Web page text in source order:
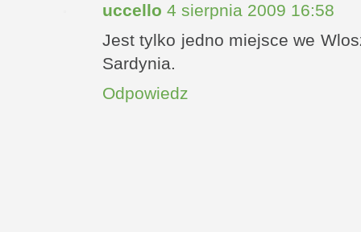
uccello 4 sierpnia 2009 16:58
Jest tylko jedno miejsce we
Sardynia.
Odpowiedz